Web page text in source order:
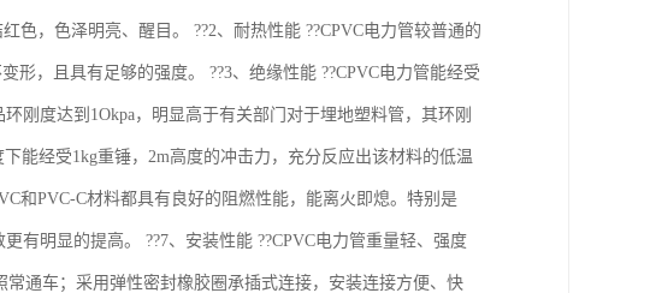
色，色泽明亮、醒目。 ??2、耐热性能 ??CPVC电力管较普通的
，且具有足够的强度。 ??3、绝缘性能 ??CPVC电力管能经受
刚度达到1Okpa，明显高于有关部门对于埋地塑料管，其环刚
能经受1kg重锤，2m高度的冲击力，充分反应出该材料的低温
和PVC-C材料都具有良好的阻燃性能，能离火即熄。特别是
有明显的提高。 ??7、安装性能 ??CPVC电力管重量轻、强度
通车；采用弹性密封橡胶圈承插式连接，安装连接方便、快